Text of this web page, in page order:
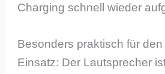
Charging schnell wieder
Besonders praktisch für
Einsatz: Der Lautsprecher